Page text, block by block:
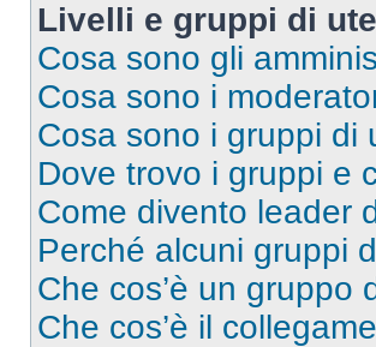
Livelli e gruppi di
Cosa sono gli
Cosa sono i
Cosa sono i gruppi di
Dove trovo i gruppi e
Come divento leader
Perché alcuni gruppi
Che cos’è un gruppo
Che cos’è il